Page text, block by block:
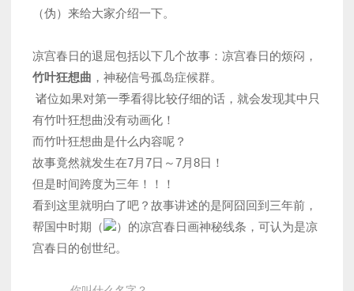
（伪）来给大家介绍一下。
凉宫春日的退屈包括以下几个故事：凉宫春日的烦闷，
竹叶狂想曲 ，神秘信号孤岛症候群。
诸位如果对第一季看得比较仔细的话，就会发现其中只
有竹叶狂想曲没有动画化！
而竹叶狂想曲是什么内容呢？
故事竟然就发生在7月7日～7月8日！
但是时间跨度为三年！！！
看到这里就明白了吧？故事讲述的是阿囧回到三年前，
帮国中时期（
）的凉宫春日画神秘线条，可认为是凉
宫春日的创世纪。